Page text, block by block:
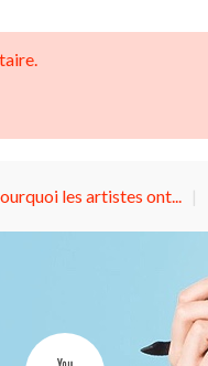
les artistes ont...